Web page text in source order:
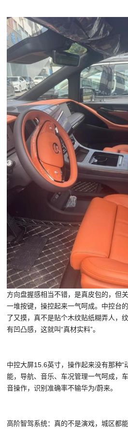
方向盘握感相当不错，是真皮包的，但
一堆按键，操控起来一气呵成。中控台
了又摸，真不是贴个木纹贴纸糊弄人，
有凹凸感，这就叫“真材实料”。
中控大屏15.6英寸，操作起来没有那种“
能，导航、音乐、车况管理一气呵成，
音操作，识别准确率不输华为/蔚来。
高阶智驾系统：真的不是演戏，城区都能